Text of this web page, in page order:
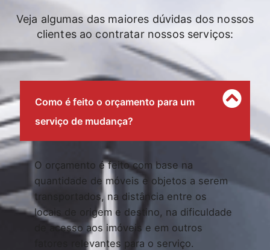
Veja algumas das maiores dúvidas dos nossos
clientes ao contratar nossos serviços:
Como é feito o orçamento para um
serviço de mudança?
O orçamento é feito com base na
quantidade de móveis e objetos a serem
transportados, na distância entre os
locais de origem e destino, na dificuldade
de acesso aos imóveis e em outros
fatores relevantes para o serviço.